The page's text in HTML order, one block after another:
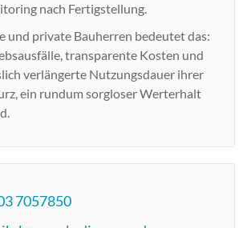
nach Fertigstellung.
und private Bauherren bedeutet das:
transparente Kosten und
verlängerte Nutzungsdauer ihrer
ein rundum sorgloser Werterhalt
7057850